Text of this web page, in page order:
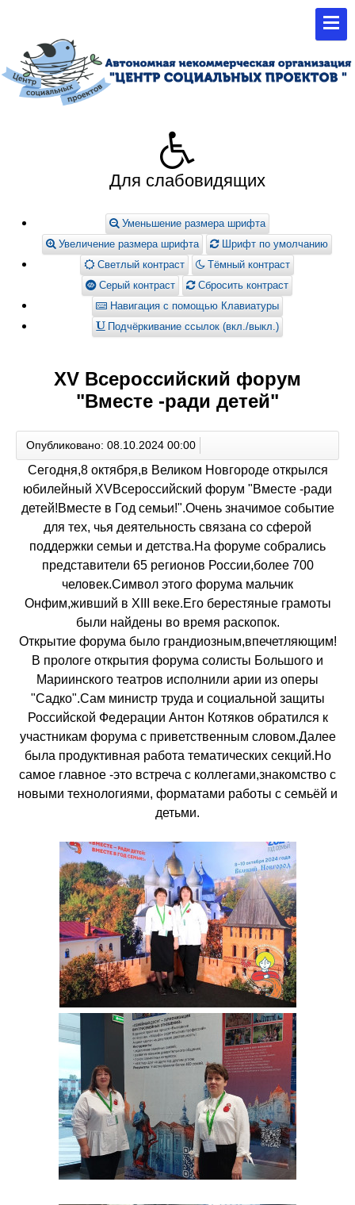
Для слабовидящих
Уменьшение размера шрифта
Увеличение размера шрифта
Шрифт по умолчанию
Светлый контраст
Тёмный контраст
Серый контраст
Сбросить контраст
Навигация с помощью Клавиатуры
Подчёркивание ссылок (вкл./выкл.)
XV Всероссийский форум
"Вместе -ради детей"
Опубликовано: 08.10.2024 00:00
Сегодня,8 октября,в Великом Новгороде открылся
юбилейный XVВсероссийский форум "Вместе -ради
детей!Вместе в Год семьи!".Очень значимое событие
для тех, чья деятельность связана со сферой
поддержки семьи и детства.На форуме собрались
представители 65 регионов России,более 700
человек.Символ этого форума мальчик
Онфим,живший в XIII веке.Его берестяные грамоты
были найдены во время раскопок.
Открытие форума было грандиозным,впечетляющим!
В прологе открытия форума солисты Большого и
Мариинского театров исполнили арии из оперы
"Садко".Сам министр труда и социальной защиты
Российской Федерации Антон Котяков обратился к
участникам форума с приветственным словом.Далее
была продуктивная работа тематических секций.Но
самое главное -это встреча с коллегами,знакомство с
новыми технологиями, форматами работы с семьёй и
детьми.